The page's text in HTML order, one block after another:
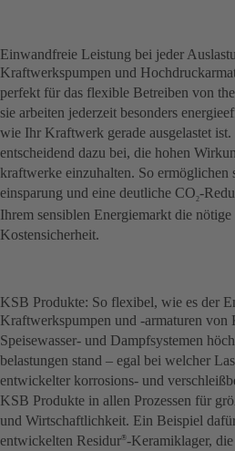
Einwandfreie Leistung bei jeder
Kraftwerkspumpen und
perfekt für das flexible Betreiben von
sie arbeiten jederzeit besonders
wie Ihr Kraftwerk gerade ausgelastet
entscheidend dazu bei, die hohen
kraftwerke einzuhalten. So
einsparung und eine deutliche CO2-
Ihrem sensiblen Energiemarkt die nötige
Kostensicherheit.
KSB Produkte: So flexibel, wie es der
Kraftwerkspumpen und -armaturen von
Speisewasser- und Dampfsystemen
belastungen stand – egal bei welcher
entwickelter korrosions- und
KSB Produkte in allen Prozessen für
und Wirtschaftlichkeit. Ein Beispiel
entwickelten Residur®-Keramiklager,